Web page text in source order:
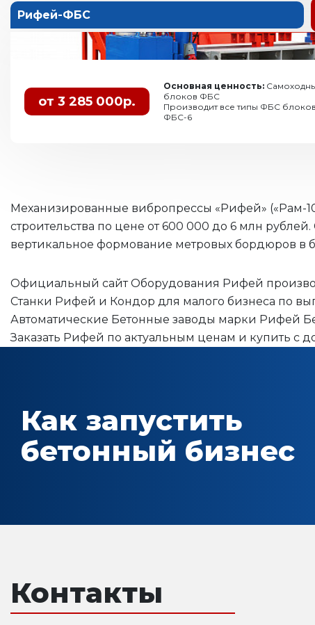
Рифей-ФБС
от 3 285 000р.
Основная ценность:
блоков ФБС
Производит все типы ФБС
ФБС-6
Механизированные вибропрессы «Рифей» («Рам-
строительства по цене от 600 000 до 6 млн
вертикальное формование метровых бордюров в
Официальный сайт Оборудования Рифей
Станки Рифей и Кондор для малого бизнеса по
Автоматические Бетонные заводы марки Рифей
Заказать Рифей по актуальным ценам и купить с
Как запустить
бетонный бизнес
Контакты